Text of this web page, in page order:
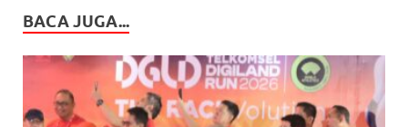
BACA JUGA...